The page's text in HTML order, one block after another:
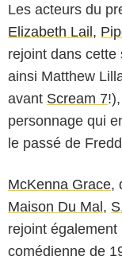
Les acteurs du
Elizabeth Lail,
rejoint dans cette
ainsi Matthew
avant Scream 7
personnage qui
le passé de
McKenna Grace,
Maison Du Mal,
rejoint
comédienne de